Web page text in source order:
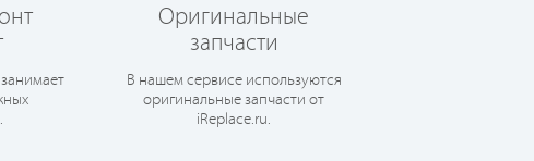
Оригинальные
запчасти
В нашем сервисе используются
оригинальные запчасти от
iReplace.ru.